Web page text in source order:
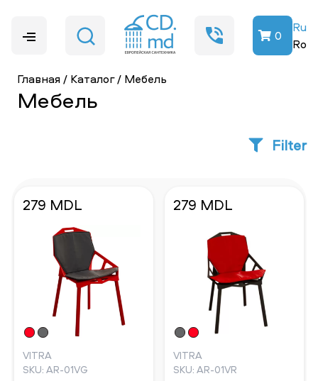
0
Ru
Ro
Главная/ Каталог/ Мебель
Мебель
Filter
279 MDL
VITRA
SKU: AR-01VG
279 MDL
VITRA
SKU: AR-01VR